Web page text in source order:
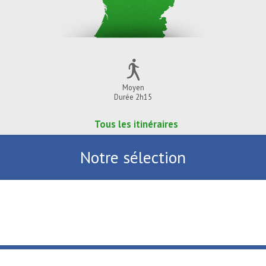
Moyen
Durée 2h15
Tous les itinéraires
Notre sélection